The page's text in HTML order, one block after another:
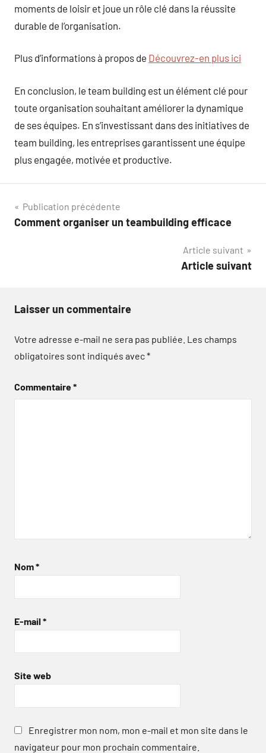
moments de loisir et joue un rôle clé dans la réussite
durable de l’organisation.
Plus d’informations à propos de Découvrez-en plus ici
En conclusion, le team building est un élément clé pour
toute organisation souhaitant améliorer la dynamique
de ses équipes. En s’investissant dans des initiatives de
team building, les entreprises garantissent une équipe
plus engagée, motivée et productive.
Navigation
de
Publication précédente
Comment organiser un teambuilding efficace
Article suivant
Article suivant
Laisser un commentaire
Votre adresse e-mail ne sera pas publiée. Les champs
obligatoires sont indiqués avec*
Commentaire*
Nom*
E-mail *
Site web
Enregistrer mon nom, mon e-mail et mon site dans le
navigateur pour mon prochain commentaire.